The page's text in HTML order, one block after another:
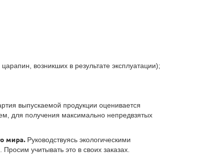
возникших в результате эксплуатации);
выпускаемой продукции оценивается
для получения максимально непредвзятых
мира. Руководствуясь экологическими
учитывать это в своих заказах.